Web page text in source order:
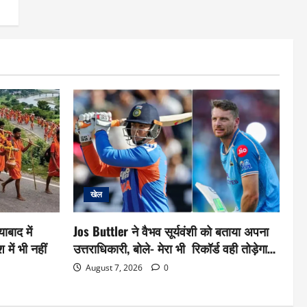
में
में भी नहीं
खेल
Jos Buttler ने वैभव सूर्यवंशी को बताया अपना
उत्तराधिकारी, बोले- मेरा भी रिकॉर्ड वही तोड़ेगा…
August 7, 2026 0